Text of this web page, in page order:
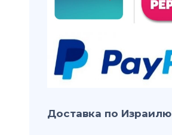
Доставка по Израилю